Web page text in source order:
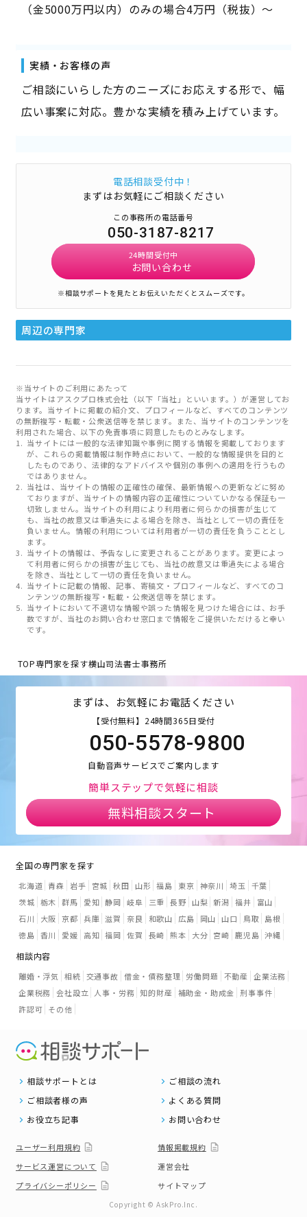
（金5000万円以内）のみの場合4万円（税抜）～
実績・お客様の声
ご相談にいらした方のニーズにお応えする形で、幅
広い事案に対応。豊かな実績を積み上げています。
電話相談受付中！
まずはお気軽にご相談ください
この事務所の電話番号
050-3187-8217
24時間受付中
お問い合わせ
※相談サポートを見たとお伝えいただくとスムーズです。
周辺の専門家
※当サイトのご利用にあたって
当サイトはアスクプロ株式会社（以下「当社」といいます。）が運営してお
ります。当サイトに掲載の紹介文、プロフィールなど、すべてのコンテンツ
の無断複写・転載・公衆送信等を禁じます。また、当サイトのコンテンツを
利用された場合、以下の免責事項に同意したものとみなします。
当サイトには一般的な法律知識や事例に関する情報を掲載しております
が、これらの掲載情報は制作時点において、一般的な情報提供を目的と
したものであり、法律的なアドバイスや個別の事例への適用を行うもの
ではありません。
当社は、当サイトの情報の正確性の確保、最新情報への更新などに努め
ておりますが、当サイトの情報内容の正確性についていかなる保証も一
切致しません。当サイトの利用により利用者に何らかの損害が生じて
も、当社の故意又は重過失による場合を除き、当社として一切の責任を
負いません。情報の利用については利用者が一切の責任を負うこととし
ます。
当サイトの情報は、予告なしに変更されることがあります。変更によっ
て利用者に何らかの損害が生じても、当社の故意又は重過失による場合
を除き、当社として一切の責任を負いません。
当サイトに記載の情報、記事、寄稿文・プロフィールなど、すべてのコ
ンテンツの無断複写・転載・公衆送信等を禁じます。
当サイトにおいて不適切な情報や誤った情報を見つけた場合には、お手
数ですが、当社のお問い合わせ窓口まで情報をご提供いただけると幸い
です。
TOP専門家を探す横山司法書士事務所
まずは、お気軽にお電話ください
【受付無料】24時間365日受付
050-5578-9800
自動音声サービスでご案内します
簡単ステップで気軽に相談
無料相談スタート
全国の専門家を探す
北海道 青森 岩手 宮城 秋田 山形 福島 東京 神奈川 埼玉
千葉
茨城 栃木 群馬 愛知 静岡 岐阜 三重 長野 山梨 新潟 福井
富山
石川
大阪 京都 兵庫 滋賀 奈良 和歌山 広島 岡山 山口 鳥取
島根
徳島 香川 愛媛 高知 福岡 佐賀 長崎 熊本 大分 宮崎 鹿児島 沖縄
相談内容
離婚・浮気 相続 交通事故 借金・債務整理 労働問題 不動産 企業法務
企業税務 会社設立 人事・労務 知的財産 補助金・助成金 刑事事件
許認可 その他
相談サポートとは
ご相談の流れ
ご相談者様の声
よくある質問
お役立ち記事
お問い合わせ
ユーザー利用規約
情報掲載規約
サービス運営について
運営会社
プライバシーポリシー
サイトマップ
Copyright © AskPro.Inc.